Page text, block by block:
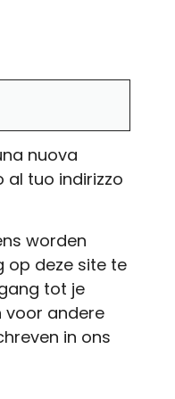
nuova
al tuo indirizzo
worden
op deze site te
tot je
voor andere
in ons